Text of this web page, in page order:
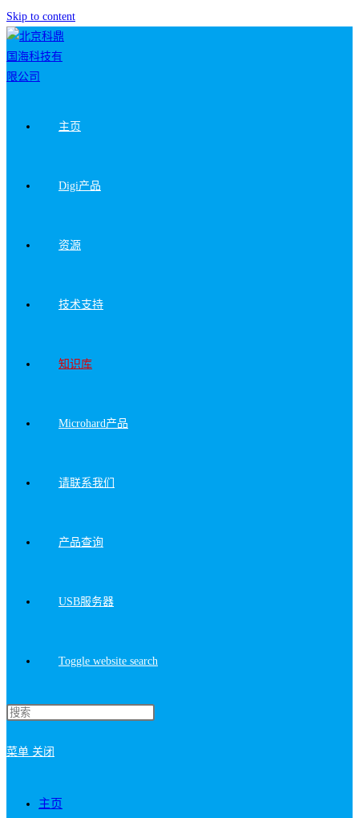
Skip to content
主页
Digi产品
资源
技术支持
知识库
Microhard产品
请联系我们
产品查询
USB服务器
Toggle website search
菜单 关闭
主页